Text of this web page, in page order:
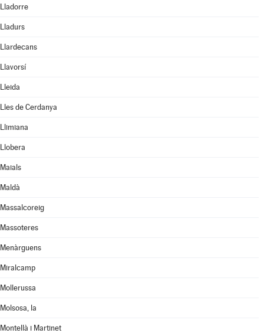
Lladorre
Lladurs
Llardecans
Llavorsí
Lleida
Lles de Cerdanya
Llimiana
Llobera
Maials
Maldà
Massalcoreig
Massoteres
Menàrguens
Miralcamp
Mollerussa
Molsosa, la
Montellà i Martinet